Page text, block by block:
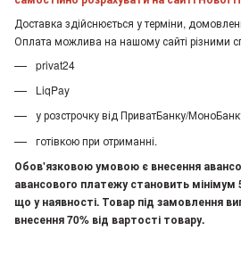
Доставка здійснюється у терміни,
Оплата можлива на нашому сайті різними
privat24
LiqPay
у розстрочку від ПриватБанку/
готівкою при отриманні.
Обов'язковою умовою є внесення
авансового платежу становить мінімум
що у наявності. Товар під замовлення
внесення 70% від вартості товару.